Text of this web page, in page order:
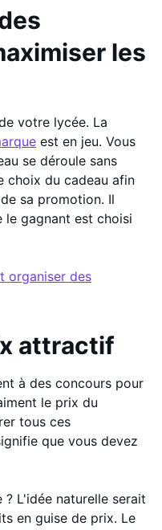
les
votre lycée. La
est en jeu. Vous
se déroule sans
choix du cadeau afin
sa promotion. Il
le gagnant est choisi
organiser des
attractif
à des concours pour
le prix du
tous ces
que vous devez
? L'idée naturelle serait
en guise de prix. Le